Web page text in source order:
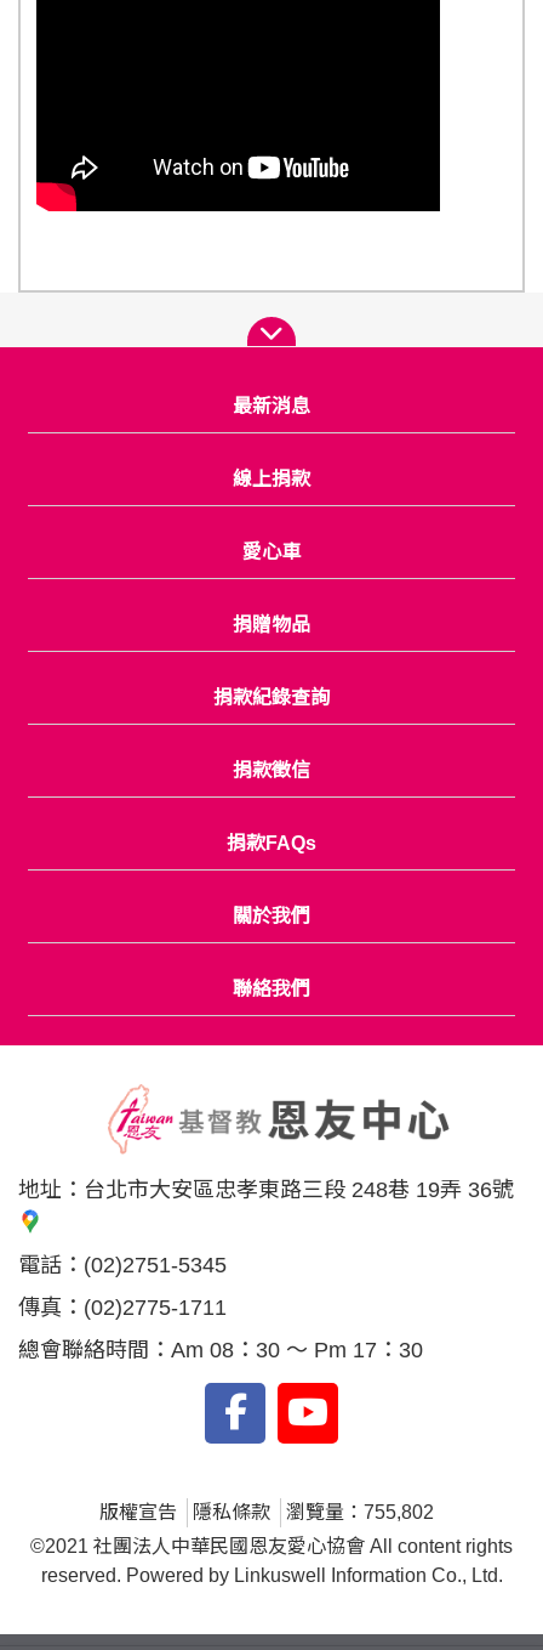
最新消息
線上捐款
愛心車
捐贈物品
捐款紀錄查詢
捐款徵信
捐款FAQs
關於我們
聯絡我們
地址： 台北市大安區忠孝東路三段 248巷 19弄 36號
電話： (02)2751-5345
傳真： (02)2775-1711
總會聯絡時間：Am 08：30 ～ Pm 17：30
版權宣告 隱私條款
瀏覽量：755,802
©2021 社團法人中華民國恩友愛心協會 All content rights
reserved. Powered by Linkuswell Information Co., Ltd.